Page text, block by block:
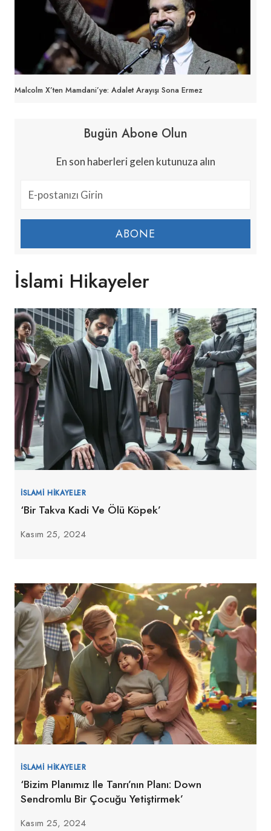
Malcolm X’ten Mamdani’ye: Adalet Arayışı Sona Ermez
Bugün Abone Olun
En son haberleri gelen kutunuza alın
ABONE
İslami Hikayeler
İSLAMI HIKAYELER
‘Bir Takva Kadi Ve Ölü Köpek’
Kasım 25, 2024
İSLAMI HIKAYELER
‘Bizim Planımız Ile Tanrı’nın Planı: Down
Sendromlu Bir Çocuğu Yetiştirmek’
Kasım 25, 2024